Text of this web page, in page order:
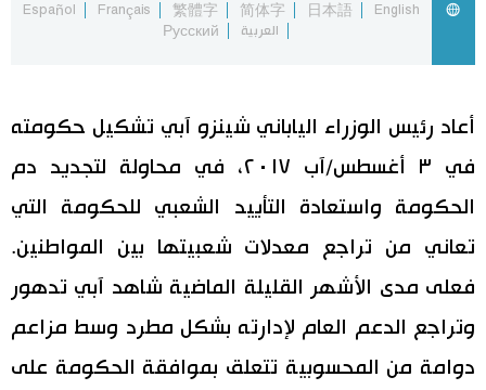
مجتمع
لايف ستايل
English
日本語
简体字
繁體字
Français
Español
العربية
Русский
أعاد رئيس الوزراء الياباني شينزو آبي تشكيل حكومته
في ٣ أغسطس/آب ٢٠١٧، في محاولة لتجديد دم
الحكومة واستعادة التأييد الشعبي للحكومة التي
تعاني من تراجع معدلات شعبيتها بين المواطنين.
فعلى مدى الأشهر القليلة الماضية شاهد آبي تدهور
وتراجع الدعم العام لإدارته بشكل مطرد وسط مزاعم
دوامة من المحسوبية تتعلق بموافقة الحكومة على